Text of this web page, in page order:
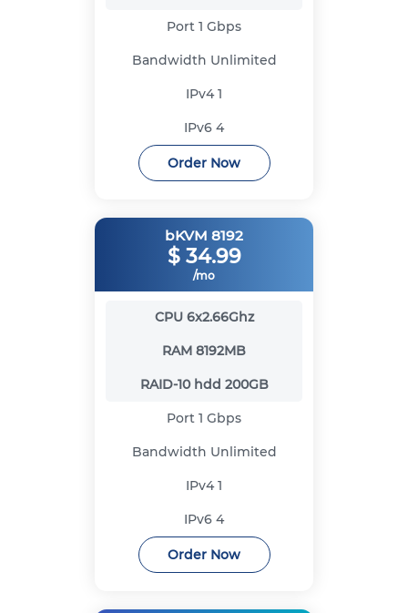
Port 1 Gbps
Bandwidth Unlimited
IPv41
IPv6 4
Order Now
bKVM 8192
$ 34.99
/mo
CPU 6x2.66Ghz
RAM 8192MB
RAID-10 hdd 200GB
Port 1 Gbps
Bandwidth Unlimited
IPv41
IPv6 4
Order Now